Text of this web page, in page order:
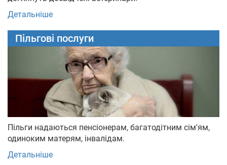
Детальніше
Пільгові послуги
Пільги надаються пенсіонерам, багатодітним сім'ям,
одиноким матерям, інвалідам.
Детальніше